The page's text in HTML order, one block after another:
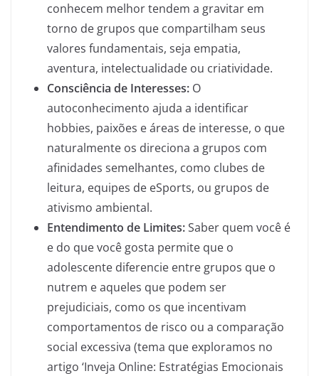
conhecem melhor tendem a gravitar em
torno de grupos que compartilham seus
valores fundamentais, seja empatia,
aventura, intelectualidade ou criatividade.
Consciência de Interesses: O
autoconhecimento ajuda a identificar
hobbies, paixões e áreas de interesse, o que
naturalmente os direciona a grupos com
afinidades semelhantes, como clubes de
leitura, equipes de eSports, ou grupos de
ativismo ambiental.
Entendimento de Limites:Saber quem você é
e do que você gosta permite que o
adolescente diferencie entre grupos que o
nutrem e aqueles que podem ser
prejudiciais, como os que incentivam
comportamentos de risco ou a comparação
social excessiva (tema que exploramos no
artigo ‘Inveja Online: Estratégias Emocionais